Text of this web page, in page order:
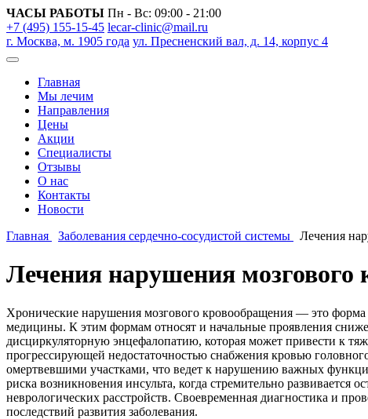
ЧАСЫ РАБОТЫ Пн - Вс: 09:00 - 21:00
+7 (495) 155-15-45 lecar-clinic@mail.ru
г. Москва, м. 1905 года ул. Пресненский вал, д. 14, корпус 4
Главная
Мы лечим
Направления
Цены
Акции
Специалисты
Отзывы
О нас
Контакты
Новости
Главная
Заболевания сердечно-сосудистой системы Лечения
Лечения нарушения мозгового
Хронические нарушения мозгового кровообращения — это форма
медицины. К этим формам относят и начальные проявления
дисциркуляторную энцефалопатию, которая может привести к
прогрессирующей недостаточностью снабжения кровью
омертвевшими участками, что ведет к нарушению важных
риска возникновения инсульта, когда стремительно
неврологических расстройств. Своевременная диагностика и
последствий развития заболевания.